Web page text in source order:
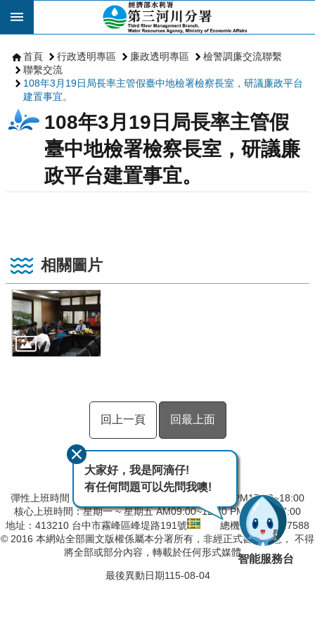
跳到主要內容區塊
首頁 行政透明專區 廉政透明專區
檢警調廉交流聯繫
聯繫交流
108年3月19日局長率主管假臺中地檢署檢察長室，研議廉政平台
建置事宜。
108年3月19日局長率主管假
臺中地檢署檢察長室，研議廉
政平台建置事宜。
相關圖片
回上一頁 回最上面
彈性上班時間：AM8:00~09:00 彈性下班時間：PM17:00~18:00
核心上班時間：星期一 ~ 星期五 AM09:00~12:30 PM13:30~17:00
地址：413210 台中市霧峰區峰堤路191號
總機：04-23317588
© 2016 本網站全部圖文版權係屬本分署所有，非經正式書面同意， 不得
將全部或部分內容，轉載於任何形式媒體。
最後異動日期115-08-04
大家好，我是阿滴仔!
有任何問題可以先問我噢!
智能服務台